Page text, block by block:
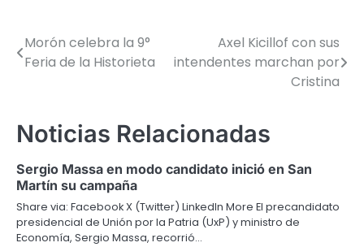
Navegación
Morón celebra la 9°
Feria de la Historieta
Axel Kicillof con sus
intendentes marchan por
Cristina
Noticias Relacionadas
Sergio Massa en modo candidato inició en San
Martín su campaña
Share via: Facebook X (Twitter) LinkedIn More El precandidato
presidencial de Unión por la Patria (UxP) y ministro de
Economía, Sergio Massa, recorrió…